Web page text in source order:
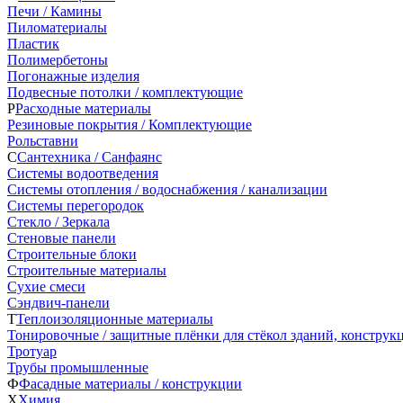
Печи / Камины
Пиломатериалы
Пластик
Полимербетоны
Погонажные изделия
Подвесные потолки / комплектующие
РРасходные материалы
Резиновые покрытия / Комплектующие
Рольставни
ССантехника / Санфаянс
Системы водоотведения
Системы отопления / водоснабжения / канализации
Системы перегородок
Стекло / Зеркала
Стеновые панели
Строительные блоки
Строительные материалы
Сухие смеси
Сэндвич-панели
ТТеплоизоляционные материалы
Тонировочные / защитные плёнки для стёкол зданий,
Тротуар
Трубы промышленные
ФФасадные материалы / конструкции